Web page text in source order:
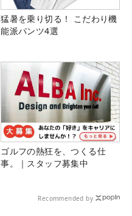
猛暑を乗り切る！ こだわり機
能派パンツ4選
ゴルフの熱狂を、つくる仕
事。｜スタッフ募集中
Recommended by